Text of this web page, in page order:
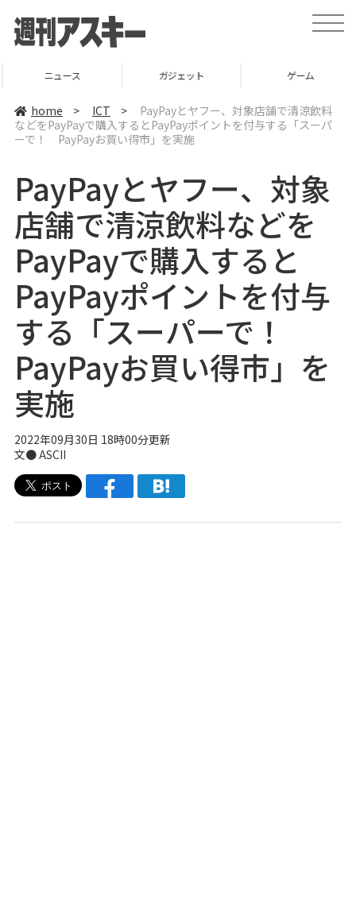
t
o
a
v
i
o
n
ニュース ガジェット ゲーム
home > ICT >
PayPayとヤフー、対象店舗で清涼飲料
などをPayPayで購入するとPayPayポイントを付与する「スーパ
ーで！ PayPayお買い得市」を実施
PayPayとヤフー、対象
店舗で清涼飲料などを
PayPayで購入すると
PayPayポイントを付与
する「スーパーで！
PayPayお買い得市」を
実施
2022年09月30日 18時00分更新
文● ASCII